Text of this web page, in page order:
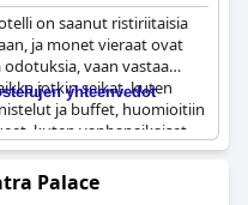
on saanut ristiriitaisia
ja monet vieraat ovat
vaan vastaa
jotkin seikat, kuten
ja buffet, huomioitiin
kuten vanhanaikaiset
odotettuja neljän
yhteenvedot
Palace